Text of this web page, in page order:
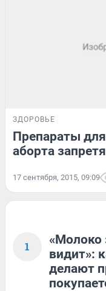
ЗДОРОВЬЕ
Препараты
аборта
17 сентября, 2015, 09:09
1
«Молоко
видит»:
делают